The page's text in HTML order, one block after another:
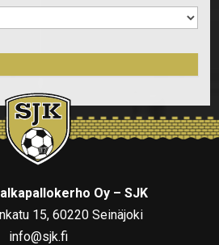
Oy – SJK
15, 60220 Seinäjoki
info@sjk.fi